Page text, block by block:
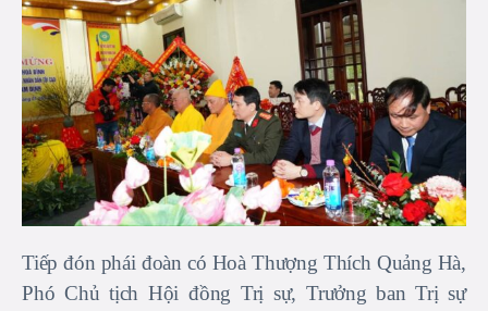
Tiếp đón phái đoàn có Hoà Thượng Thích Quảng Hà,
Phó Chủ tịch Hội đồng Trị sự, Trưởng ban Trị sự